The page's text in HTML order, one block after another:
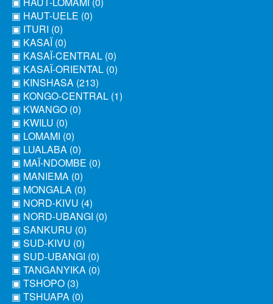
▣ HAUT-UELE (0)
▣ ITURI (0)
▣ KASAÏ (0)
▣ KASAÏ-CENTRAL (0)
▣ KASAÏ-ORIENTAL (0)
▣ KINSHASA (213)
▣ KONGO-CENTRAL (1)
▣ KWANGO (0)
▣ KWILU (0)
▣ LOMAMI (0)
▣ LUALABA (0)
▣ MAÏ-NDOMBE (0)
▣ MANIEMA (0)
▣ MONGALA (0)
▣ NORD-KIVU (4)
▣ NORD-UBANGI (0)
▣ SANKURU (0)
▣ SUD-KIVU (0)
▣ SUD-UBANGI (0)
▣ TANGANYIKA (0)
▣ TSHOPO (3)
▣ TSHUAPA (0)